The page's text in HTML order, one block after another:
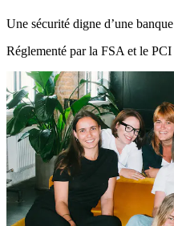
Une sécurité digne d’une banque
Réglementé par la FSA et le PCI